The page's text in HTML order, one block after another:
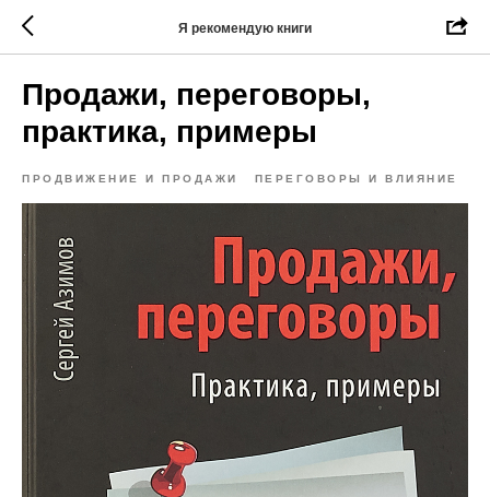
Я рекомендую книги
Продажи, переговоры,
практика, примеры
ПРОДВИЖЕНИЕ И ПРОДАЖИ ПЕРЕГОВОРЫ И ВЛИЯНИЕ